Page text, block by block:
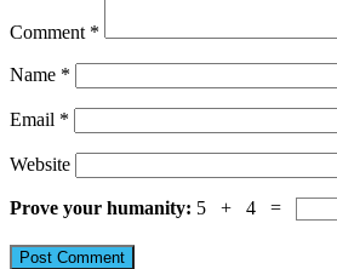
Comment *
Name *
Email *
Website
Prove your humanity: 5 + 4 =